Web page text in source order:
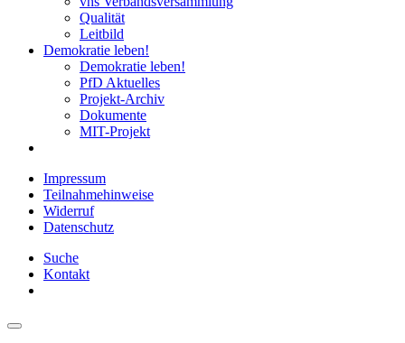
Qualität
Leitbild
Demokratie leben!
Demokratie leben!
PfD Aktuelles
Projekt-Archiv
Dokumente
MIT-Projekt
Impressum
Teilnahmehinweise
Widerruf
Datenschutz
Suche
Kontakt